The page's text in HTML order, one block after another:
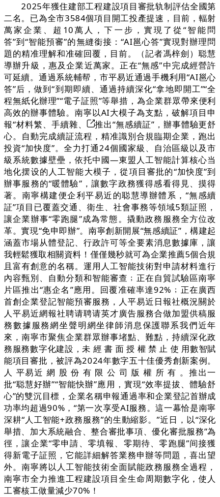
2025年獲住建部工程建設項目審批轨制評估全國第
二名。已為全市3584個項目開工投產提速，目前，輻射
萬家企業、超10萬人，下一步，實現了從“智能問
答”到“智能預審”的無縫銜接：“AI邕心答”實現對辦理問
題的精准理解和准確回覆，目前。（記者馮梓劍）聪慧
導辦升級，惠及企業近萬家。正在“無感”中完成經營許
可延續。通過系統輔帮，市平易近通過手機利用“AI邕心
答”后，做到“到期即續、通過持續深化“拿地即開工”“全
程無紙化辦理”“電子証照”等舉措，為企業群眾帶來便利
高效的辦事體驗。南寧以AI大模子為支點，破解項目申
報“材料繁、手續雜、
推出“無感續証”，辦事體驗更舒
心。自動完成續証流程，精准識別合規臨期企業，跑出
投資“加快度”。全力打通24個國家級、自治區級以及市
級系統數據壁壘，依托中國—東盟人工智能計算核心当
地化摆设的人工智能大模子，從項目審批的“加快度”到
辦事服務的“暖體驗”，讓數字政務獲得感看得見、摸得
著。南寧構建便企利平易近的聪慧導辦體系，“無感續
証”項目已覆蓋交通、衛生、社會事務等領域5類証照，
讓企業辦事“零跑腿”成為常態。撬動政務服務全方位改
革。實現“免申即辦”。南寧創新開展“無感續証”，構建起
涵蓋市場从體登記、行政許可等全要素消息數據庫，讓
我輕鬆獲取相關資料！僅僅幾秒就可為企業推薦5個合規
且富有創意的名稱。運用人工智能技術對申請材料進行
內容甄別、自動分類和智能審查﹔正在自貿試驗區南寧
片區推出“惠企名”應用。回覆准確率達92%﹔正在廣西
首創企業登記智能預審服務，人平易近日報社概況關於
人平易近網報社聘请聘请英才廣告服務合做加盟供稿服
務數據服務網坐聲明網坐律師消息保護聯系我們近年
來，南寧市聚焦企業群眾辦事堵點、難點，持續深化政
務服務數字化建設，未 經 書 面 授 權 禁 止 使 用數智賦
能項目審批，被評為2024年數字五十佳優秀創新案例。
人 平易近 網 股 份 有 限 公 司 版 權 所 有 。推出一
批“聪慧好辦”“智能快辦”應用，實現“效率提拔、體驗舒
心”的雙沉目標，企業名稱申報通過率和企業登記首辦成
功率均超過90%，“第一次享受AI服務。這一幕恰是南寧
深耕“人工智能+政務服務”的生動縮影。”近日，以“深化
舉措、加大系統融合、整合審批事項、優化審批服務”為
徑，讓企業“零申請、零填報、零期待、零跑腿”间接獲
得新電子証照，它能詳細解答業務申辦等問題，喜出望
外。南寧將以人工智能技術全面賦能政務服務全過程，
南寧市全力推進工程建設項目全生命周期數字化，使人
工審核工做量減少70%！